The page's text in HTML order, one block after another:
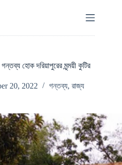
হোক দরিয়াপুরের মৃন্ময়ী কুটির
20, 2022 গন্তব্য, রাজ্য